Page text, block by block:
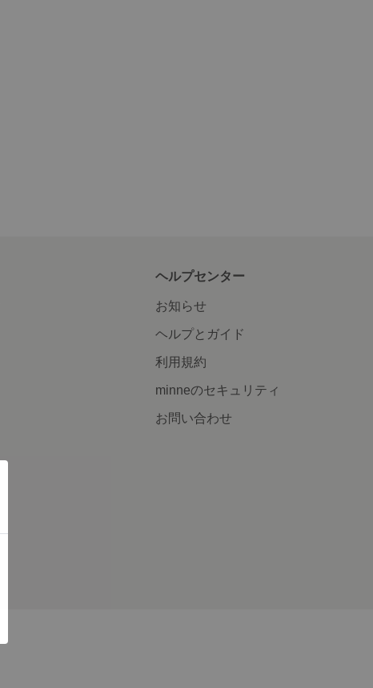
ヘルプセンター
お知らせ
ヘルプとガイド
利用規約
minneのセキュリティ
お問い合わせ